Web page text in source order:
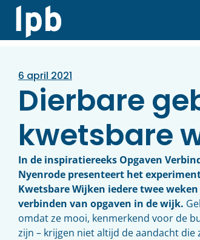
6 april 2021
Dierbare
kwetsbare
In de inspiratiereeks Opgaven
Nyenrode presenteert het
Kwetsbare Wijken iedere twee
verbinden van opgaven in de wijk.
omdat ze mooi, kenmerkend voor de
zijn – krijgen niet altijd de aandacht die